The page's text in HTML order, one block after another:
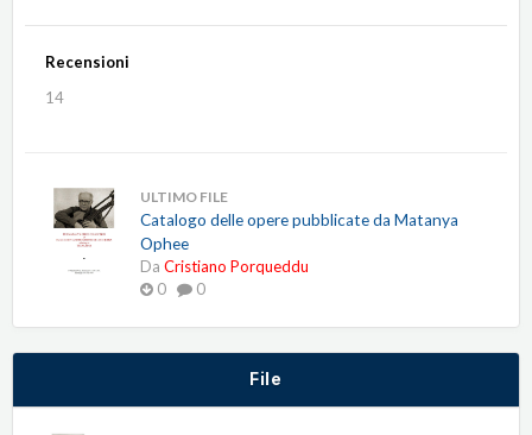
Recensioni
14
ULTIMO FILE
Catalogo delle opere pubblicate da Matanya
Ophee
Da Cristiano Porqueddu
0
0
File